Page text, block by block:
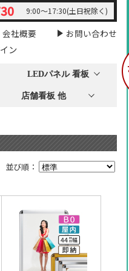
9:00～17:30(土日祝除く)
会社概要 お問い合わせ
ン
LEDパネル 看板
店舗看板 他
並び順：